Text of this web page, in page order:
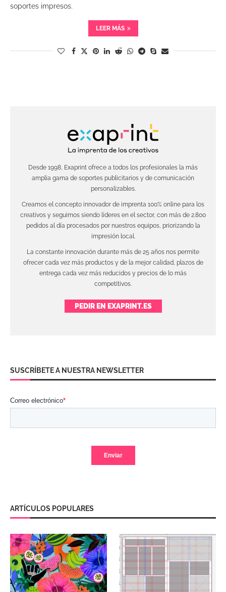
soportes impresos.
LEER MÁS
Desde 1998, Exaprint ofrece a todos los profesionales la más
amplia gama de soportes publicitarios y de comunicación
personalizables.
Creamos el concepto innovador de imprenta 100% online para los
creativos y seguimos siendo líderes en el sector, con más de 2.800
pedidos al día procesados por nuestros equipos, priorizando la
impresión local.
La constante innovación durante más de 25 años nos permite
ofrecer cada vez más productos y de la mejor calidad, plazos de
entrega cada vez más reducidos y precios de lo más
competitivos.
PEDIR EN EXAPRINT.ES
SUSCRÍBETE A NUESTRA NEWSLETTER
ARTÍCULOS POPULARES